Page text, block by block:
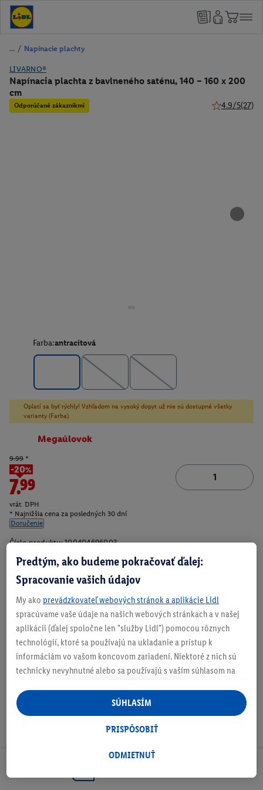
/ Napínacie plachty
LIVARNO®
Napínacia plachta z bavlneného saténu, 140 – 160 x 200
cm
Odporúčané zákazníkmi 4.9/5(27)
Farba:antracitová
Oplatí sa byť rýchly! Vzhľadom na vysoký dopyt už nie sú dostupné všetky
varianty (Farba).
Megaúlovok
9.99 *
-20%
7.99
vrát. DPH
* Najnižšia cena za posledných 30 dní
Doručenie
Číslo produktu: 100404696003
O produkte
Pre matrace s výškou do 20 cm
Sťahovacia guma po celom obvode perfektne prilieha
Predtým, ako budeme pokračovať ďalej:
Spracovanie vašich údajov
My ako prevádzkovateľ webových stránok a aplikácie Lidl
spracúvame vaše údaje na našich webových stránkach a v našej
aplikácii (ďalej spoločne len "služby Lidl") pomocou rôznych
technológií, ktoré sa používajú na ukladanie a prístup k
informáciám vo vašom koncovom zariadení. Niektoré z nich sú
technicky nevyhnutné alebo sa používajú s vaším súhlasom na
personalizovanú reklamu v rámci služieb Lidl aj mimo nich. Ak
ste účastníkom programu Lidl Plus, na tieto účely sa spracúvajú
aj údaje z vášho nákupného správania v obchode.
následne si vytvoríte účet Lidl Plus alebo sa prihlásite do svojho
tiež vytvoriť špeciálny online identifikátor z e-mailovej adresy,
ODMIETNUŤ
PRISPÔSOBIŤ
SÚHLASÍM